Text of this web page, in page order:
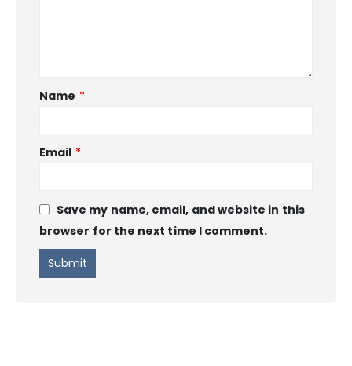
Name *
Email *
Save my name, email, and website in this
browser for the next time I comment.